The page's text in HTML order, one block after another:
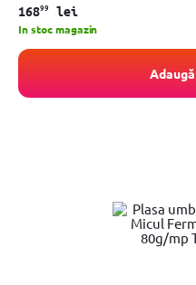
16899 lei
In stoc magazin